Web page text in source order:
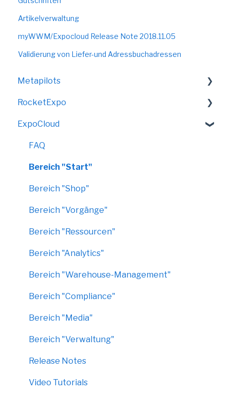
Artikelverwaltung
myWWM/Expocloud Release Note 2018.11.05
Validierung von Liefer-und Adressbuchadressen
Metapilots
VirtualShow
RocketExpo
LED-Messewand
ExpoCloud
FAQ
Bereich "Start"
Bereich "Shop"
Bereich "Vorgänge"
Bereich "Ressourcen"
Bereich "Analytics"
Bereich "Warehouse-Management"
Bereich "Compliance"
Bereich "Media"
Bereich "Verwaltung"
Release Notes
Video Tutorials